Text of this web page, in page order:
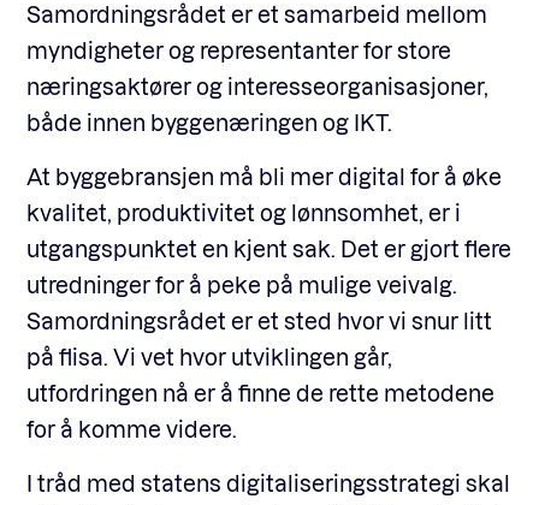
Samordningsrådet er et samarbeid mellom
myndigheter og representanter for store
næringsaktører og interesseorganisasjoner,
både innen byggenæringen og IKT.
At byggebransjen må bli mer digital for å øke
kvalitet, produktivitet og lønnsomhet, er i
utgangspunktet en kjent sak. Det er gjort flere
utredninger for å peke på mulige veivalg.
Samordningsrådet er et sted hvor vi snur litt
på flisa. Vi vet hvor utviklingen går,
utfordringen nå er å finne de rette metodene
for å komme videre.
I tråd med statens digitaliseringsstrategi skal